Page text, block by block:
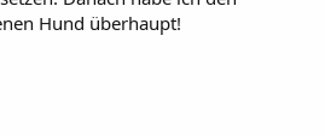
Hund überhaupt!